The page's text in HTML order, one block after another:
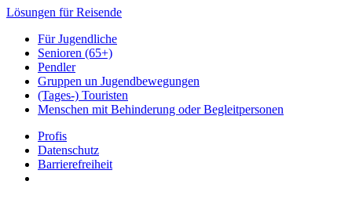
Lösungen für Reisende
Für Jugendliche
Senioren (65+)
Pendler
Gruppen un Jugendbewegungen
(Tages-) Touristen
Menschen mit Behinderung oder Begleitpersonen
Profis
Datenschutz
Barrierefreiheit